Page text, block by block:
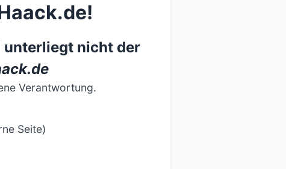
unterliegt nicht der
Verantwortung.
Seite)